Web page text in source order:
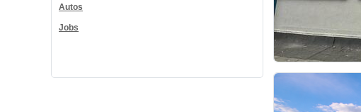
Autos
Jobs